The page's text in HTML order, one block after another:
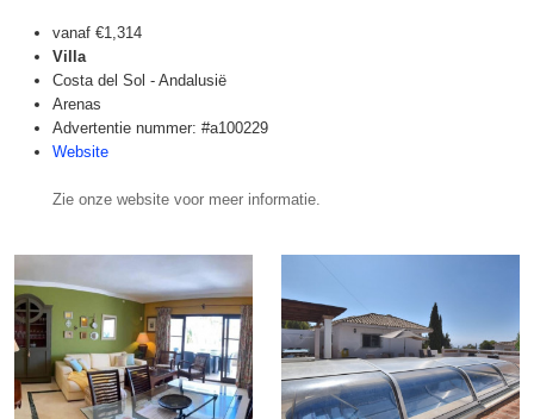
vanaf €1,314
Villa
Costa del Sol - Andalusië
Arenas
Advertentie nummer: #a100229
Website
Zie onze website voor meer informatie.